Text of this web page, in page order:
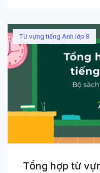
Từ vựng tiếng Anh lớp 8
Tổng hợp từ